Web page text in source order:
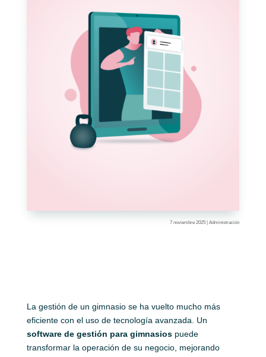
7 noviembre 2025 |Administración
La gestión de un gimnasio se ha vuelto mucho más
eficiente con el uso de tecnología avanzada. Un
software de gestión para gimnasiospuede
transformar la operación de su negocio, mejorando